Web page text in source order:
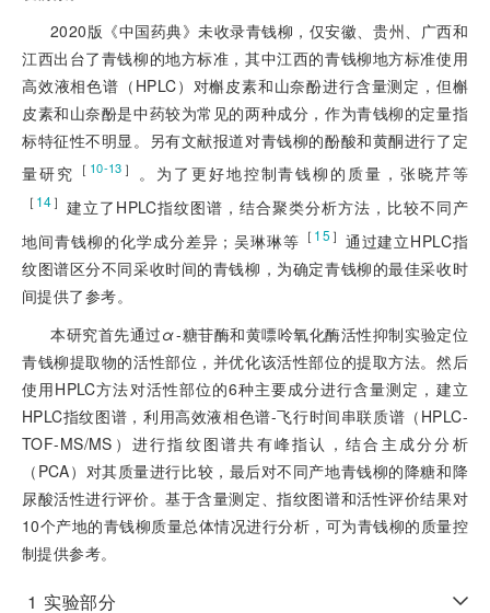
2020版《中国药典》未收录青钱柳，仅安徽、贵州、广西和
江西出台了青钱柳的地方标准，其中江西的青钱柳地方标准使用
高效液相色谱（HPLC）对槲皮素和山奈酚进行含量测定，但槲
皮素和山奈酚是中药较为常见的两种成分，作为青钱柳的定量指
标特征性不明显。另有文献报道对青钱柳的酚酸和黄酮进行了定
量研究 ［ 10-13 ］ 。为了更好地控制青钱柳的质量，张晓芹等
［ 14］建立了HPLC指纹图谱，结合聚类分析方法，比较不同产
地间青钱柳的化学成分差异；吴琳琳等 ［ 15 ］ 通过建立HPLC指
纹图谱区分不同采收时间的青钱柳，为确定青钱柳的最佳采收时
间提供了参考。
本研究首先通过α-糖苷酶和黄嘌呤氧化酶活性抑制实验定位
青钱柳提取物的活性部位，并优化该活性部位的提取方法。然后
使用HPLC方法对活性部位的6种主要成分进行含量测定，建立
HPLC指纹图谱，利用高效液相色谱-飞行时间串联质谱（HPLC-
TOF-MS/MS）进行指纹图谱共有峰指认，结合主成分分析
（PCA）对其质量进行比较，最后对不同产地青钱柳的降糖和降
尿酸活性进行评价。基于含量测定、指纹图谱和活性评价结果对
10个产地的青钱柳质量总体情况进行分析，可为青钱柳的质量控
制提供参考。
1 实验部分